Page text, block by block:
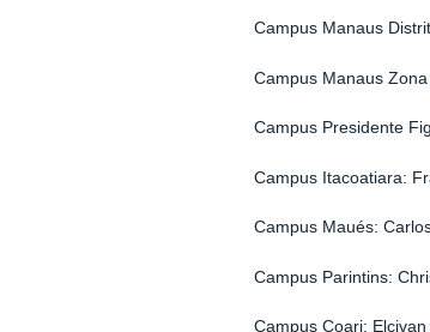
Campus Manaus
Campus Manaus
Campus Presidente
Campus Itacoatiara:
Campus Maués:
Campus Parintins:
Campus Coari: